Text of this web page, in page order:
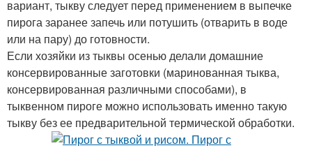
вариант, тыкву следует перед применением в выпечке
пирога заранее запечь или потушить (отварить в воде
или на пару) до готовности.
Если хозяйки из тыквы осенью делали домашние
консервированные заготовки (маринованная тыква,
консервированная различными способами), в
тыквенном пироге можно использовать именно такую
тыкву без ее предварительной термической обработки.